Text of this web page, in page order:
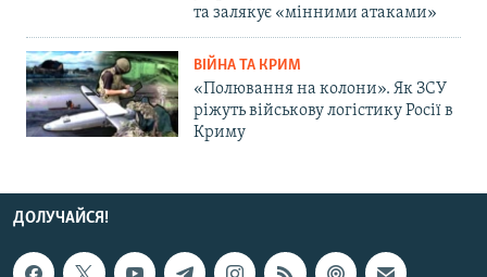
та залякує «мінними атаками»
ВІЙНА ТА КРИМ
«Полювання на колони». Як ЗСУ
ріжуть військову логістику Росії в
Криму
ДОЛУЧАЙСЯ!